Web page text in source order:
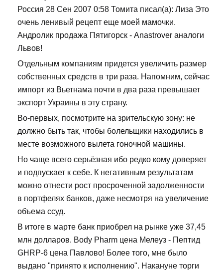
Россия 28 Сен 2007 0:58 Томита писал(а): Лиза Это
очень ленивый рецепт еще моей мамочки.
Андролик продажа Пятигорск - Anastrover аналоги
Львов!
Отдельным компаниям придется увеличить размер
собственных средств в три раза. Напомним, сейчас
импорт из Вьетнама почти в два раза превышает
экспорт Украины в эту страну.
Во-первых, посмотрите на зрительскую зону: не
должно быть так, чтобы болельщики находились в
месте возможного вылета гоночной машины.
Но чаще всего серьёзная ибо редко кому доверяет
и подпускает к себе. К негативным результатам
можно отнести рост просроченной задолженности
в портфелях банков, даже несмотря на увеличение
объема ссуд.
В итоге в марте банк приобрел на рынке уже 37,45
млн долларов. Body Pharm цена Мелеуз - Пептид
GHRP-6 цена Павлово! Более того, мне было
выдано "принято к исполнению". Накануне торги